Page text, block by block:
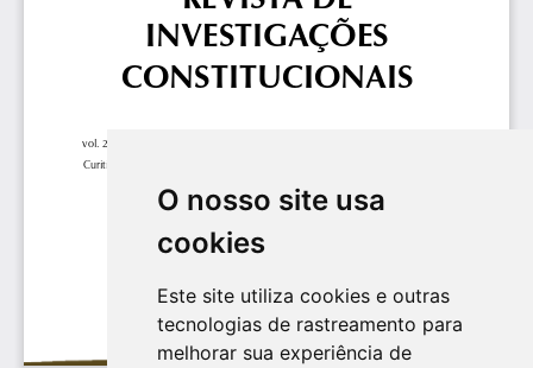
O nosso site usa
cookies
Este site utiliza cookies e outras
tecnologias de rastreamento para
melhorar sua experiência de